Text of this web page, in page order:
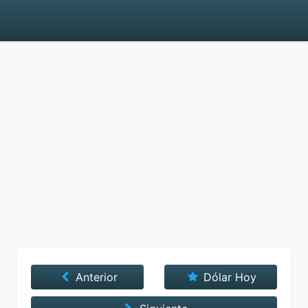
Anterior Dólar Hoy